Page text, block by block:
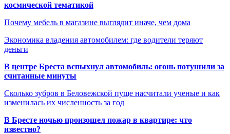
космической тематикой
Почему мебель в магазине выглядит иначе, чем дома
Экономика владения автомобилем: где водители теряют
деньги
В центре Бреста вспыхнул автомобиль: огонь потушили за
считанные минуты
Сколько зубров в Беловежской пуще насчитали ученые и как
изменилась их численность за год
В Бресте ночью произошел пожар в квартире: что
известно?